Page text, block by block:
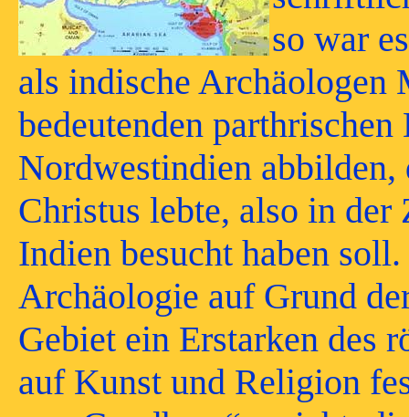
so war
als indische Archäologen
bedeutenden
Nordwestindien abbilden,
Christus lebte, also in
Indien besucht haben
Archäologie auf Grund
Gebiet ein Erstarken des
auf Kunst und Religion